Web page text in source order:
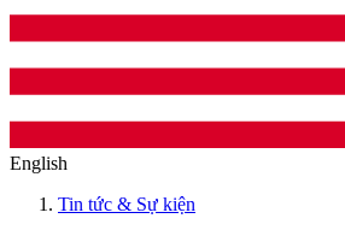
English
Tin tức & Sự kiện